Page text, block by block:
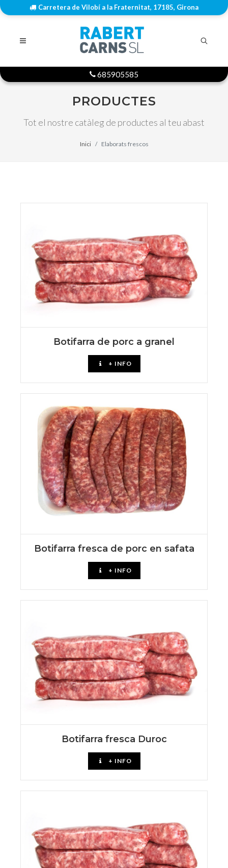
Carretera de Vilobí a la Fraternitat, 17185, Girona
685905585
PRODUCTES
Tot el nostre catàleg de productes al teu abast
Inici Elaborats frescos
Botifarra de porc a granel
+ INFO
Botifarra fresca de porc en safata
+ INFO
Botifarra fresca Duroc
+ INFO